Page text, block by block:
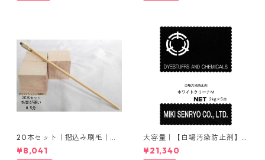
20本セット｜摺込み刷毛｜夏
毛（毛質が硬い）0.5分
¥8,041
大容量｜【白場汚染防止剤】
｜2kg×5本｜ホワイトクリー
ナＭ
¥21,340